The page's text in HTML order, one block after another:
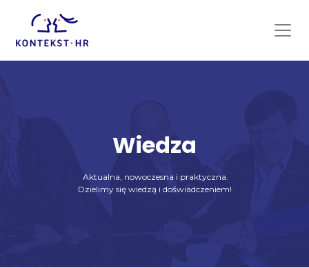
content
Wiedza
Aktualna, nowoczesna i praktyczna.
Dzielimy się wiedzą i doświadczeniem!